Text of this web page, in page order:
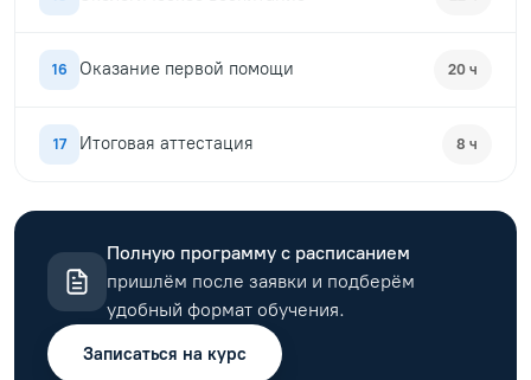
16 Оказание первой помощи 20 ч
17 Итоговая аттестация 8 ч
Полную программу с расписанием
пришлём после заявки и подберём
удобный формат обучения.
Записаться на курс